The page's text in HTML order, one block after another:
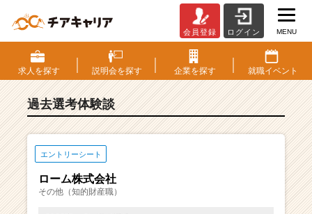
S・
選
考
験
ベ
ン
会員登録 ログイン MENU
求人を探す 説明会を探す 企業を探す 就職イベント
過去選考体験談
エントリーシート
ローム株式会社
その他（知的財産職）